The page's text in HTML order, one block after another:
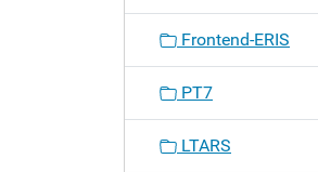
Frontend-ERIS
PT7
LTARS